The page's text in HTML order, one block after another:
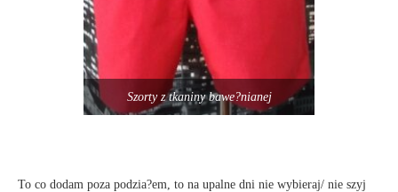
Szorty z tkaniny bawe?nianej
To co dodam poza podzia?em, to na upalne dni nie wybieraj/ nie szyj